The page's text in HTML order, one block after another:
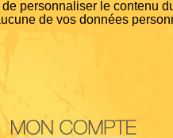
personnaliser le contenu
de vos données